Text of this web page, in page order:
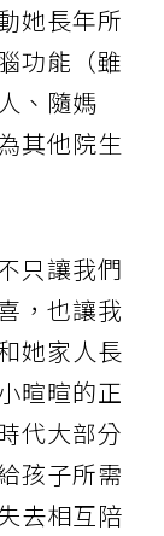
她長年所
功能（雖
、隨媽
其他院生
只讓我們
，也讓我
她家人長
暄暄的正
代大部分
孩子所需
去相互陪